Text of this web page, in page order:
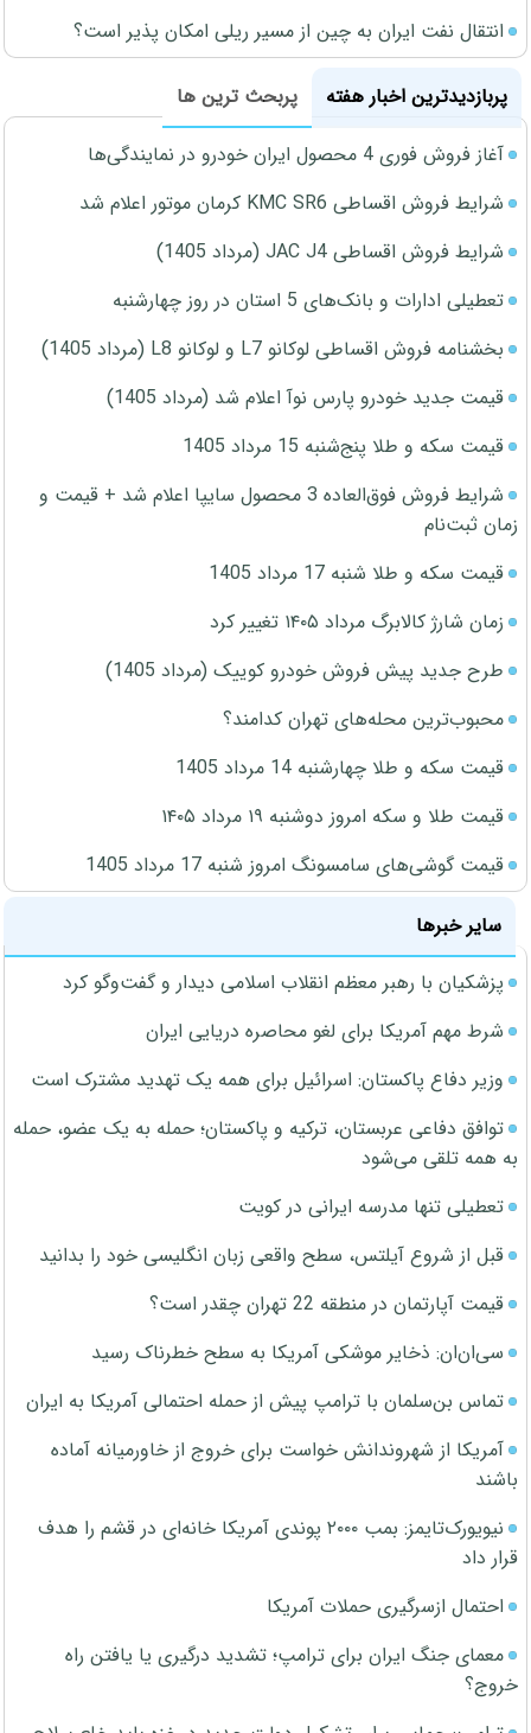
انتقال نفت ایران به چین از مسیر ریلی امکان پذیر است؟
پربازدیدترین اخبار هفته
پربحث ترین ها
آغاز فروش فوری 4 محصول ایران خودرو در نمایندگی‌ها
شرایط فروش اقساطی KMC SR6 کرمان موتور اعلام شد
شرایط فروش اقساطی JAC J4 (مرداد 1405)
تعطیلی ادارات و بانک‌های 5 استان در روز چهارشنبه
بخشنامه فروش اقساطی لوکانو L7 و لوکانو L8 (مرداد 1405)
قیمت جدید خودرو پارس نوآ اعلام شد (مرداد 1405)
قیمت سکه و طلا پنج‌شنبه 15 مرداد 1405
شرایط فروش فوق‌العاده 3 محصول سایپا اعلام شد + قیمت و
زمان ثبت‌نام
قیمت سکه و طلا شنبه 17 مرداد 1405
زمان شارژ کالابرگ مرداد ۱۴۰۵ تغییر کرد
طرح جدید پیش فروش خودرو کوییک (مرداد 1405)
محبوب‌ترین محله‌های تهران کدامند؟
قیمت سکه و طلا چهارشنبه 14 مرداد 1405
قیمت طلا و سکه امروز دوشنبه ۱۹ مرداد ۱۴۰۵
قیمت گوشی‌های سامسونگ امروز شنبه 17 مرداد 1405
سایر خبرها
پزشکیان با رهبر معظم انقلاب اسلامی دیدار و گفت‌وگو کرد
شرط مهم آمریکا برای لغو محاصره دریایی ایران
وزیر دفاع پاکستان: اسرائیل برای همه یک تهدید مشترک است
توافق دفاعی عربستان، ترکیه و پاکستان؛ حمله به یک عضو، حمله
به همه تلقی می‌شود
تعطیلی تنها مدرسه ایرانی در کویت
قبل از شروع آیلتس، سطح واقعی زبان انگلیسی خود را بدانید
قیمت آپارتمان در منطقه 22 تهران چقدر است؟
سی‌ان‌ان: ذخایر موشکی آمریکا به سطح خطرناک رسید
تماس بن‌سلمان با ترامپ پیش از حمله احتمالی آمریکا به ایران
آمریکا از شهروندانش خواست برای خروج از خاورمیانه آماده
باشند
نیویورک‌تایمز: بمب ۲۰۰۰ پوندی آمریکا خانه‌ای در قشم را هدف
قرار داد
احتمال ازسرگیری حملات آمریکا
معمای جنگ ایران برای ترامپ؛ تشدید درگیری یا یافتن راه
خروج؟